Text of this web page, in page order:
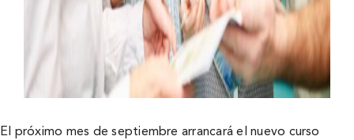
El próximo mes de septiembre arrancará el nuevo curso